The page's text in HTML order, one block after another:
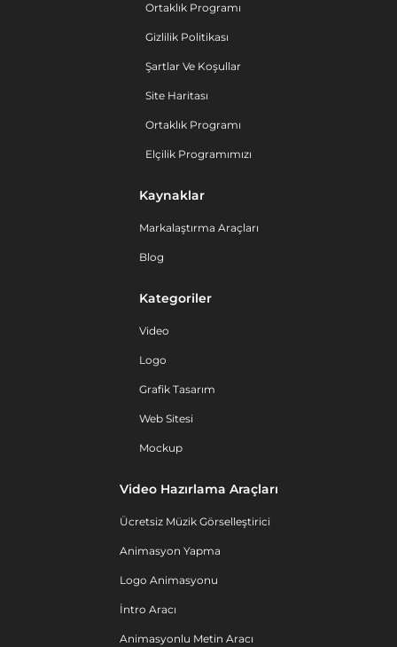
Ortaklık Programı
Gizlilik Politikası
Şartlar Ve Koşullar
Site Haritası
Ortaklık Programı
Elçilik Programımızı
Kaynaklar
Markalaştırma Araçları
Blog
Kategoriler
Video
Logo
Grafik Tasarım
Web Sitesi
Mockup
Video Hazırlama Araçları
Ücretsiz Müzik Görselleştirici
Animasyon Yapma
Logo Animasyonu
İntro Aracı
Animasyonlu Metin Aracı